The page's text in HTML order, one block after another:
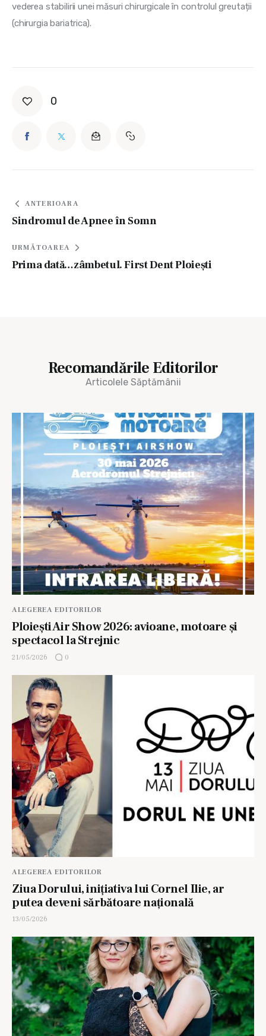
vederea stabilirii unei măsuri chirurgicale în controlul greutații
(chirurgia bariatrica).
0
ANTERIOARA
Sindromul de Apnee în Somn
URMĂTOAREA
Prima dată…zâmbetul. First Dent Ploiești
Recomandările Editorilor
Articolele Săptămânii
ALEGEREA EDITORILOR
Ploiești Air Show 2026: avioane, motoare și
spectacol la Strejnic
21/05/2026 0
ALEGEREA EDITORILOR
Ziua Dorului, inițiativa lui Cornel Ilie, ar
putea deveni sărbătoare națională
13/05/2026